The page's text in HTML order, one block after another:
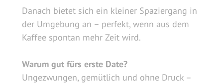
Danach bietet sich ein kleiner Spaziergang in
der Umgebung an – perfekt, wenn aus dem
Kaffee spontan mehr Zeit wird.
Warum gut fürs erste Date?
Ungezwungen, gemütlich und ohne Druck –